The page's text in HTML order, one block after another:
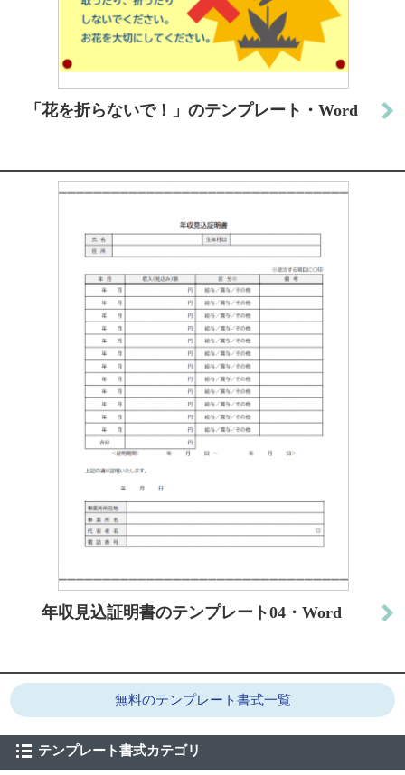
「花を折らないで！」のテンプレート・Word
年収見込証明書のテンプレート04・Word
無料のテンプレート書式一覧
テンプレート書式カテゴリ